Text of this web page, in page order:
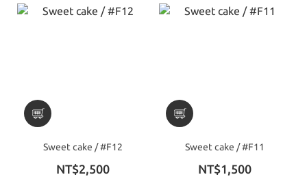
Sweet cake / #F12
NT$2,500
Sweet cake / #F11
NT$1,500